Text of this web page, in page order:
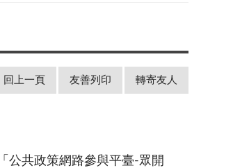
回上一頁 友善列印 轉寄友人
公共政策網路參與平臺-眾開